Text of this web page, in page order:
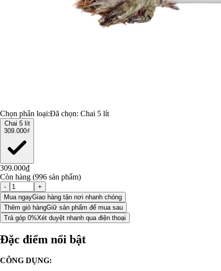
Chọn phân loại:Đã chọn: Chai 5 lít
Chai 5 lít
309.000₫
309.000₫
Còn hàng (996 sản phẩm)
-
+
Mua ngayGiao hàng tận nơi nhanh chóng
Thêm giỏ hàngGiữ sản phẩm để mua sau
Trả góp 0%Xét duyệt nhanh qua điện thoại
Đặc điểm nổi bật
CÔNG DỤNG: